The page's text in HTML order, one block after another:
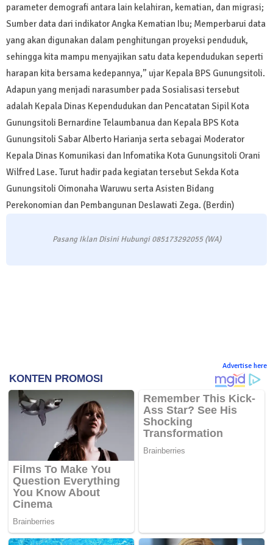
parameter demografi antara lain kelahiran, kematian, dan migrasi;
Sumber data dari indikator Angka Kematian Ibu; Memperbarui data
yang akan digunakan dalam penghitungan proyeksi penduduk,
sehingga kita mampu menyajikan satu data kependudukan seperti
harapan kita bersama kedepannya,” ujar Kepala BPS Gunungsitoli.
Adapun yang menjadi narasumber pada Sosialisasi tersebut
adalah Kepala Dinas Kependudukan dan Pencatatan Sipil Kota
Gunungsitoli Bernardine Telaumbanua dan Kepala BPS Kota
Gunungsitoli Sabar Alberto Harianja serta sebagai Moderator
Kepala Dinas Komunikasi dan Infomatika Kota Gunungsitoli Orani
Wilfred Lase. Turut hadir pada kegiatan tersebut Sekda Kota
Gunungsitoli Oimonaha Waruwu serta Asisten Bidang
Perekonomian dan Pembangunan Deslawati Zega. (Berdin)
Pasang Iklan Disini Hubungi 085173292055 (WA)
Advertise here